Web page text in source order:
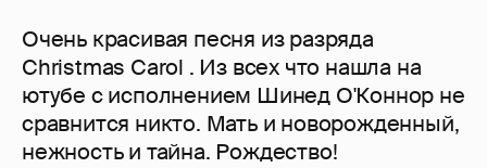
Очень красивая песня из разряда
Christmas Carol . Из всех что нашла на
ютубе с исполнением Шинед О'Коннор не
сравнится никто. Mать и новорожденный,
нежность и тайна. Рождество!